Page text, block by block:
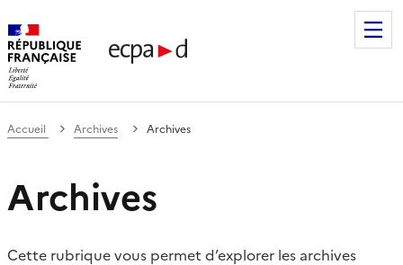
de communication et de production
Accueil Archives Archives
Archives
Cette rubrique vous permet d’explorer les archives